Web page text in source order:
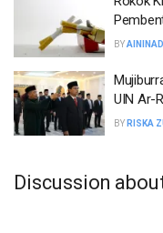
BY
UIN Ar-
BY RISKA
Discussion